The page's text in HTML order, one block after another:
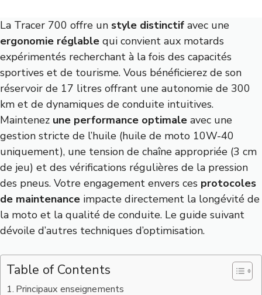
La Tracer 700 offre un style distinctif avec une
ergonomie réglable qui convient aux motards
expérimentés recherchant à la fois des capacités
sportives et de tourisme. Vous bénéficierez de son
réservoir de 17 litres offrant une autonomie de 300
km et de dynamiques de conduite intuitives.
Maintenez une performance optimale avec une
gestion stricte de l’huile (huile de moto 10W-40
uniquement), une tension de chaîne appropriée (3 cm
de jeu) et des vérifications régulières de la pression
des pneus. Votre engagement envers ces protocoles
de maintenance impacte directement la longévité de
la moto et la qualité de conduite. Le guide suivant
dévoile d’autres techniques d’optimisation.
Table of Contents
Principaux enseignements